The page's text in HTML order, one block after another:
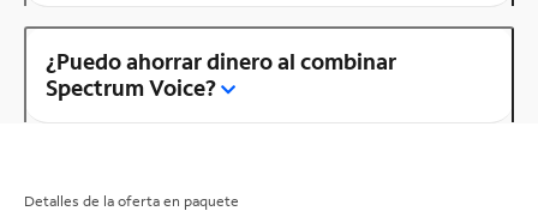
¿Puedo ahorrar dinero al combinar
Spectrum Voice?
Detalles de la oferta en paquete